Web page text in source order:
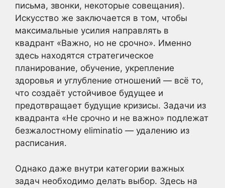
письма, звонки, некоторые совещания).
Искусство же заключается в том, чтобы
максимальные усилия направлять в
квадрант «Важно, но не срочно». Именно
здесь находятся стратегическое
планирование, обучение, укрепление
здоровья и углубление отношений — всё то,
что создаёт устойчивое будущее и
предотвращает будущие кризисы. Задачи из
квадранта «Не срочно и не важно» подлежат
безжалостному eliminatio — удалению из
расписания.
Однако даже внутри категории важных
задач необходимо делать выбор. Здесь на